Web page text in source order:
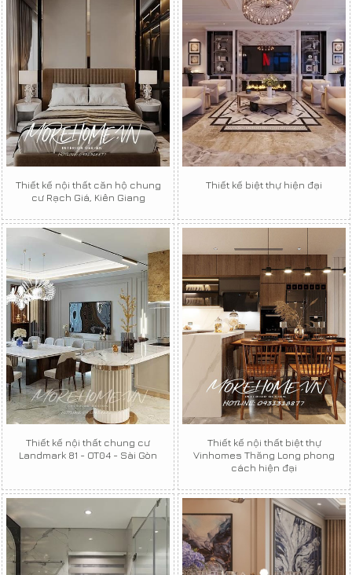
Thiết kế nội thất căn hộ chung
cư Rạch Giá, Kiên Giang
Thiết kế biệt thự hiện đại
Thiết kế nội thất chung cư
Landmark 81 - OT04 - Sài Gòn
Thiết kế nội thất biệt thự
Vinhomes Thăng Long phong
cách hiện đại